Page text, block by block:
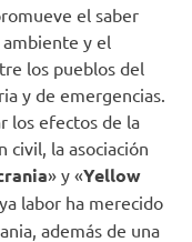
el saber
y el
los pueblos del
y de emergencias.
los efectos de la
civil, la asociación
» y «Yellow
labor ha merecido
además de una